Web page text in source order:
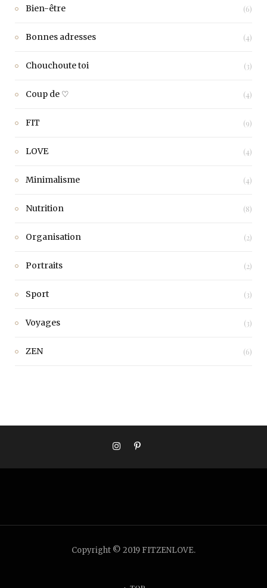
Bien-être (6)
Bonnes adresses (4)
Chouchoute toi (3)
Coup de ♡ (4)
FIT (9)
LOVE (4)
Minimalisme (4)
Nutrition (8)
Organisation (2)
Portraits (2)
Sport (3)
Voyages (3)
ZEN (6)
Copyright © 2019 FITZENLOVE.